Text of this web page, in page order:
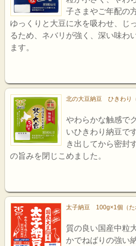
子さまやご年配の
ゆっくりと大豆に水を吸わせ、じ
るため、ネバリが強く、深い味わ
ます。
北の大豆納豆 ひきわり
やわらかな触感で
いひきわり納豆で
き出してから密封
の旨みを閉じこめました。
太子納豆 100g×1個（た
質の良い国産中粒
かでねばりの強い